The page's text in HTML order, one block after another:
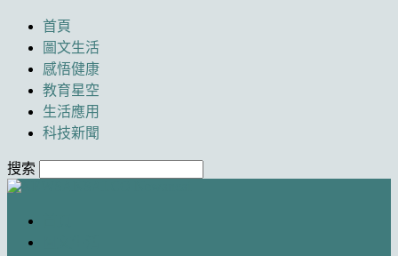
首頁
圖文生活
感悟健康
教育星空
生活應用
科技新聞
搜索